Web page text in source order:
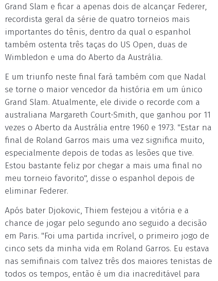
Grand Slam e ficar a apenas dois de alcançar Federer,
recordista geral da série de quatro torneios mais
importantes do tênis, dentro da qual o espanhol
também ostenta três taças do US Open, duas de
Wimbledon e uma do Aberto da Austrália.
E um triunfo neste final fará também com que Nadal
se torne o maior vencedor da história em um único
Grand Slam. Atualmente, ele divide o recorde com a
australiana Margareth Court-Smith, que ganhou por 11
vezes o Aberto da Austrália entre 1960 e 1973. "Estar na
final de Roland Garros mais uma vez significa muito,
especialmente depois de todas as lesões que tive.
Estou bastante feliz por chegar a mais uma final no
meu torneio favorito", disse o espanhol depois de
eliminar Federer.
Após bater Djokovic, Thiem festejou a vitória e a
chance de jogar pelo segundo ano seguido a decisão
em Paris. "Foi uma partida incrível, o primeiro jogo de
cinco sets da minha vida em Roland Garros. Eu estava
nas semifinais com talvez três dos maiores tenistas de
todos os tempos, então é um dia inacreditável para